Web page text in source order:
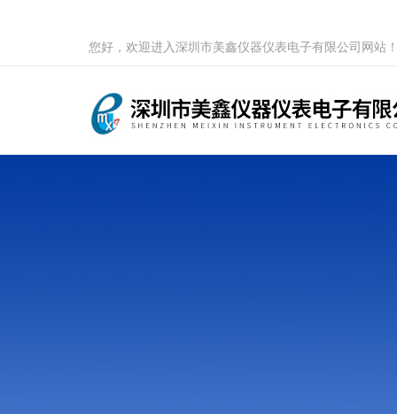
您好，欢迎进入深圳市美鑫仪器仪表电子有限公司网站